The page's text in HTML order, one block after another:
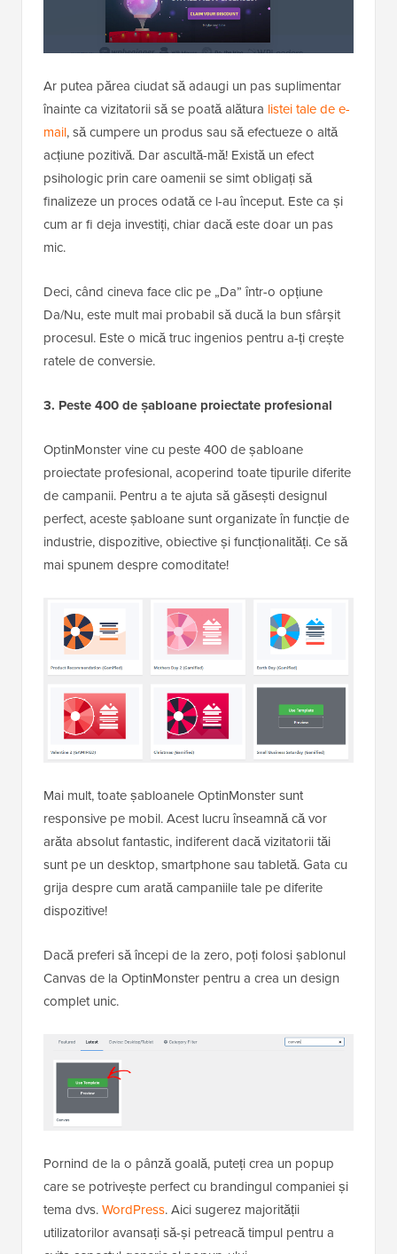
Ar putea părea ciudat să adaugi un pas suplimentar
înainte ca vizitatorii să se poată alătura listei tale de e-
mail, să cumpere un produs sau să efectueze o altă
acțiune pozitivă. Dar ascultă-mă! Există un efect
psihologic prin care oamenii se simt obligați să
finalizeze un proces odată ce l-au început. Este ca și
cum ar fi deja investiți, chiar dacă este doar un pas
mic.
Deci, când cineva face clic pe „Da” într-o opțiune
Da/Nu, este mult mai probabil să ducă la bun sfârșit
procesul. Este o mică truc ingenios pentru a-ți crește
ratele de conversie.
3. Peste 400 de șabloane proiectate profesional
OptinMonster vine cu peste 400 de șabloane
proiectate profesional, acoperind toate tipurile diferite
de campanii. Pentru a te ajuta să găsești designul
perfect, aceste șabloane sunt organizate în funcție de
industrie, dispozitive, obiective și funcționalități. Ce să
mai spunem despre comoditate!
Mai mult, toate șabloanele OptinMonster sunt
responsive pe mobil. Acest lucru înseamnă că vor
arăta absolut fantastic, indiferent dacă vizitatorii tăi
sunt pe un desktop, smartphone sau tabletă. Gata cu
grija despre cum arată campaniile tale pe diferite
dispozitive!
Dacă preferi să începi de la zero, poți folosi șablonul
Canvas de la OptinMonster pentru a crea un design
complet unic.
Pornind de la o pânză goală, puteți crea un popup
care se potrivește perfect cu brandingul companiei și
tema dvs.WordPress. Aici sugerez majorității
utilizatorilor avansați să-și petreacă timpul pentru a